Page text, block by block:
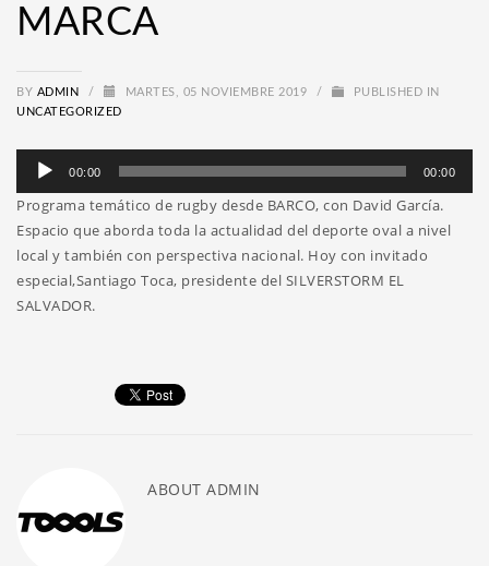
MARCA
BY ADMIN / MARTES, 05 NOVIEMBRE 2019 /
PUBLISHED IN
UNCATEGORIZED
Reproductor
audio
00:00 00:00
Programa temático de rugby desde BARCO, con David García.
Espacio que aborda toda la actualidad del deporte oval a nivel
local y también con perspectiva nacional. Hoy con invitado
especial,Santiago Toca, presidente del SILVERSTORM EL
SALVADOR.
ABOUT ADMIN